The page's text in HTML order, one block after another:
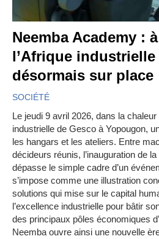
Neemba Academy :
l’Afrique industrielle
désormais sur place
SOCIÉTÉ
Le jeudi 9 avril 2026, dans la
industrielle de Gesco à Yopougon,
les hangars et les ateliers. Entre
décideurs réunis, l’inauguration de
dépasse le simple cadre d’un
s’impose comme une illustration
solutions qui mise sur le capital
l’excellence industrielle pour bâtir
des principaux pôles économiques
Neemba ouvre ainsi une nouvelle